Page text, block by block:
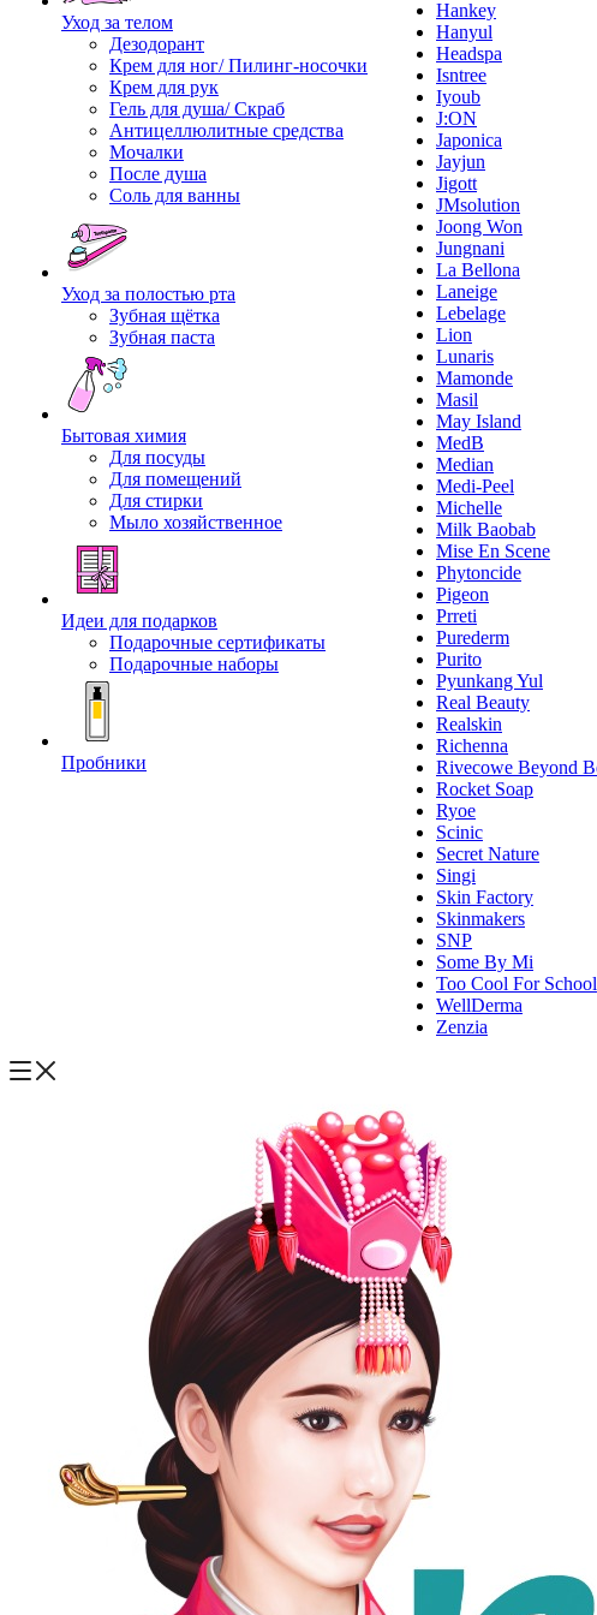
Уход за телом
Дезодорант
Крем для ног/ Пилинг-носочки
Крем для рук
Гель для душа/ Скраб
Антицеллюлитные средства
Мочалки
После душа
Соль для ванны
Уход за полостью рта
Зубная щётка
Зубная паста
Бытовая химия
Для посуды
Для помещений
Для стирки
Мыло хозяйственное
Идеи для подарков
Подарочные сертификаты
Подарочные наборы
Пробники
Hankey
Hanyul
Headspa
Isntree
Iyoub
J:ON
Japonica
Jayjun
Jigott
JMsolution
Joong Won
Jungnani
La Bellona
Laneige
Lebelage
Lion
Lunaris
Mamonde
Masil
May Island
MedB
Median
Medi-Peel
Michelle
Milk Baobab
Mise En Scene
Phytoncide
Pigeon
Prreti
Purederm
Purito
Pyunkang Yul
Real Beauty
Realskin
Richenna
Rivecowe Beyond
Rocket Soap
Ryoe
Scinic
Secret Nature
Singi
Skin Factory
Skinmakers
SNP
Some By Mi
Too Cool For School
WellDerma
Zenzia